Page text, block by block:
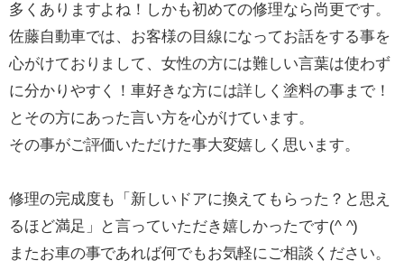
多くありますよね！しかも初めての修理なら尚更です。
佐藤自動車では、お客様の目線になってお話をする事を
心がけておりまして、女性の方には難しい言葉は使わず
に分かりやすく！車好きな方には詳しく塗料の事まで！
とその方にあった言い方を心がけています。
その事がご評価いただけた事大変嬉しく思います。
修理の完成度も「新しいドアに換えてもらった？と思え
るほど満足」と言っていただき嬉しかったです(^ ^)
またお車の事であれば何でもお気軽にご相談ください。